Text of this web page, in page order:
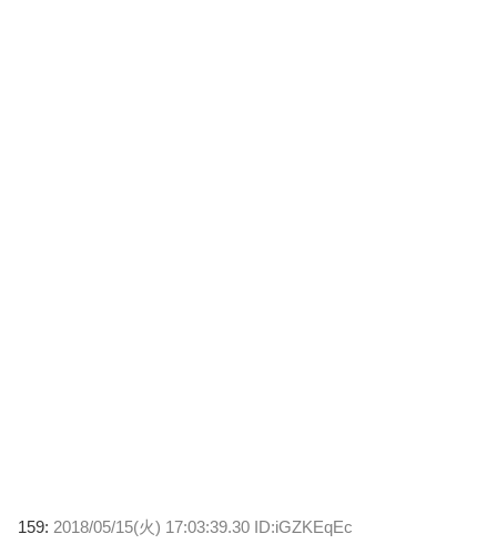
159: 2018/05/15(火) 17:03:39.30 ID:iGZKEqEc